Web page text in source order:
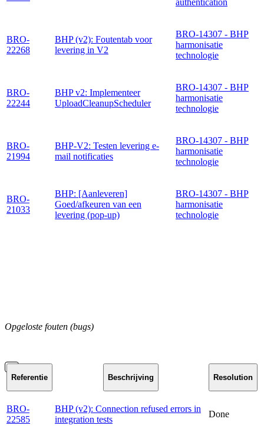
BRO-
22268
BHP (v2): Foutentab voor
levering in V2
BRO-14307 - BHP
harmonisatie
technologie
BRO-
22244
BHP v2: Implementeer
UploadCleanupScheduler
BRO-14307 - BHP
harmonisatie
technologie
BRO-
21994
BHP-V2: Testen levering e-
mail notificaties
BRO-14307 - BHP
harmonisatie
technologie
BRO-
21033
BHP: [Aanleveren]
Goed/afkeuren van een
levering (pop-up)
BRO-14307 - BHP
harmonisatie
technologie
Opgeloste fouten (bugs)
Referentie Beschrijving Resolution
BRO-
22585
BHP (v2): Connection refused errors in
integration tests
Done